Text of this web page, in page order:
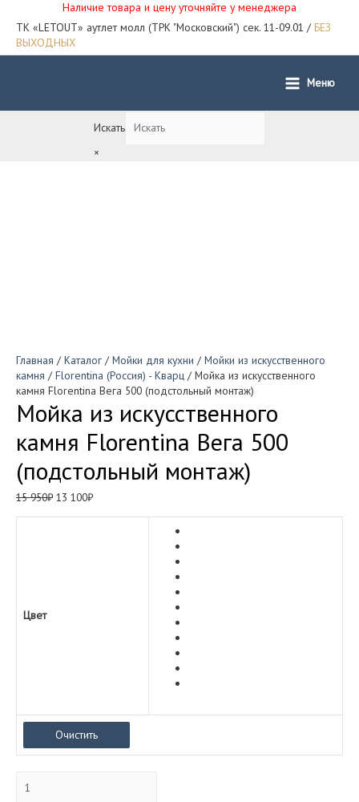
Наличие товара и цену уточняйте у менеджера
ТК «LETOUT» аутлет молл (ТРК "Московский") сек. 11-09.01 / БЕЗ
ВЫХОДНЫХ
Main
Меню
Искать
×
Главная / Каталог / Мойки для кухни / Мойки из искусственного
камня / Florentina (Россия) - Кварц / Мойка из искусственного
камня Florentina Вега 500 (подстольный монтаж)
Мойка из искусственного
камня Florentina Вега 500
(подстольный монтаж)
15 950₽ Первоначальная
13 100₽Текущая
Цвет
Очистить
товара